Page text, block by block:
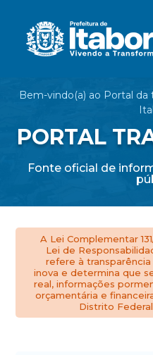
Bem-vindo(a) ao Portal
PORTAL
Fonte oficial de
A Lei Complementar
Lei de
refere à
inova e determina que
real, informações
orçamentária e
Distrito